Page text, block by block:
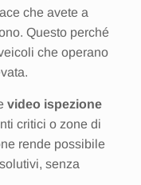
che avete a
Questo perché
che operano
video ispezione
critici o zone di
rende possibile
senza